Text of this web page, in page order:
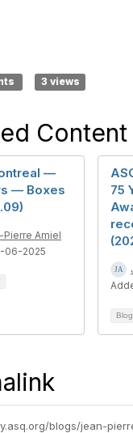
3 views
Content
—
— Boxes
Pierre Amiel
06-2025
75
blogs/jean-